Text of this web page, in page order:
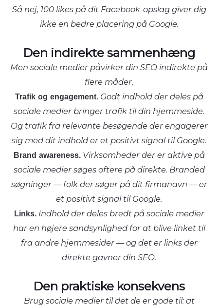
Så nej, 100 likes på dit Facebook-opslag giver dig
ikke en bedre placering på Google.
Den indirekte sammenhæng
Men sociale medier påvirker din SEO indirekte på
flere måder.
Trafik og engagement.Godt indhold der deles på
sociale medier bringer trafik til din hjemmeside.
Og trafik fra relevante besøgende der engagerer
sig med dit indhold er et positivt signal til Google.
Brand awareness.Virksomheder der er aktive på
sociale medier søges oftere på direkte. Branded
søgninger — folk der søger på dit firmanavn — er
et positivt signal til Google.
Links.Indhold der deles bredt på sociale medier
har en højere sandsynlighed for at blive linket til
fra andre hjemmesider — og det er links der
direkte gavner din SEO.
Den praktiske konsekvens
Brug sociale medier til det de er gode til: at